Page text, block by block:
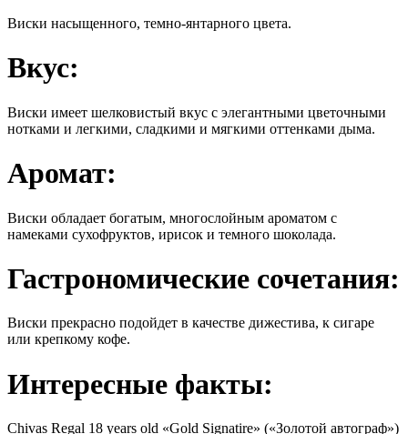
Виски насыщенного, темно-янтарного цвета.
Вкус:
Виски имеет шелковистый вкус с элегантными цветочными
нотками и легкими, сладкими и мягкими оттенками дыма.
Аромат:
Виски обладает богатым, многослойным ароматом с
намеками сухофруктов, ирисок и темного шоколада.
Гастрономические сочетания:
Виски прекрасно подойдет в качестве дижестива, к сигаре
или крепкому кофе.
Интересные факты:
Chivas Regal 18 years old «Gold Signatire» («Золотой автограф»)